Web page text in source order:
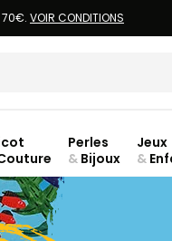
70€. VOIR CONDITIONS
Perles
& Bijoux
Jeux
&